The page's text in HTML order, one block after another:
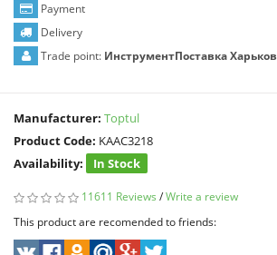
Payment
Delivery
Trade point: ИнструментПоставка Харьков
Manufacturer: Toptul
Product Code: KAAC3218
Availability:
In Stock
11611 Reviews /Write a review
This product are recomended to friends: